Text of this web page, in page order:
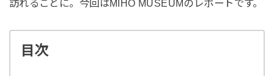
訪れることに。今回はMIHO MUSEUMのレポートです。
目次